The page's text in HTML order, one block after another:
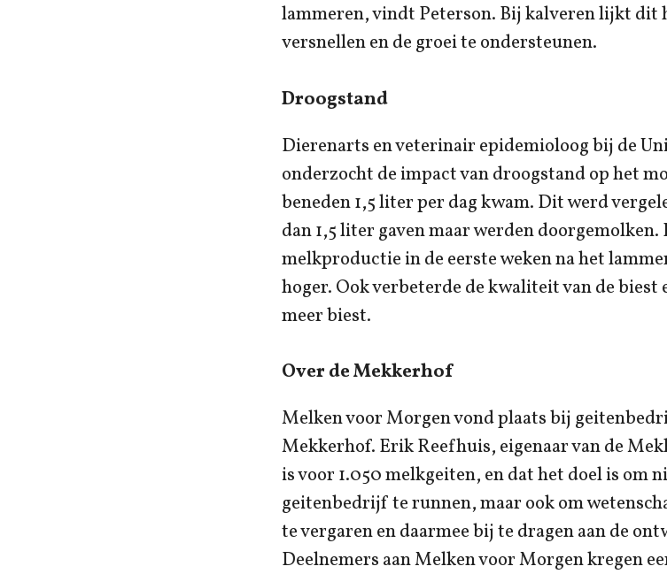
lammeren, vindt Peterson. Bij kalveren lijkt dit
versnellen en de groei te ondersteunen.
Droogstand
Dierenarts en veterinair epidemioloog bij de
onderzocht de impact van droogstand op het
beneden 1,5 liter per dag kwam. Dit werd
dan 1,5 liter gaven maar werden
melkproductie in de eerste weken na het
hoger. Ook verbeterde de kwaliteit van de biest
meer biest.
Over de Mekkerhof
Melken voor Morgen vond plaats bij
Mekkerhof. Erik Reefhuis, eigenaar van de
is voor 1.050 melkgeiten, en dat het doel is om
geitenbedrijf te runnen, maar ook om
te vergaren en daarmee bij te dragen aan de
Deelnemers aan Melken voor Morgen kregen